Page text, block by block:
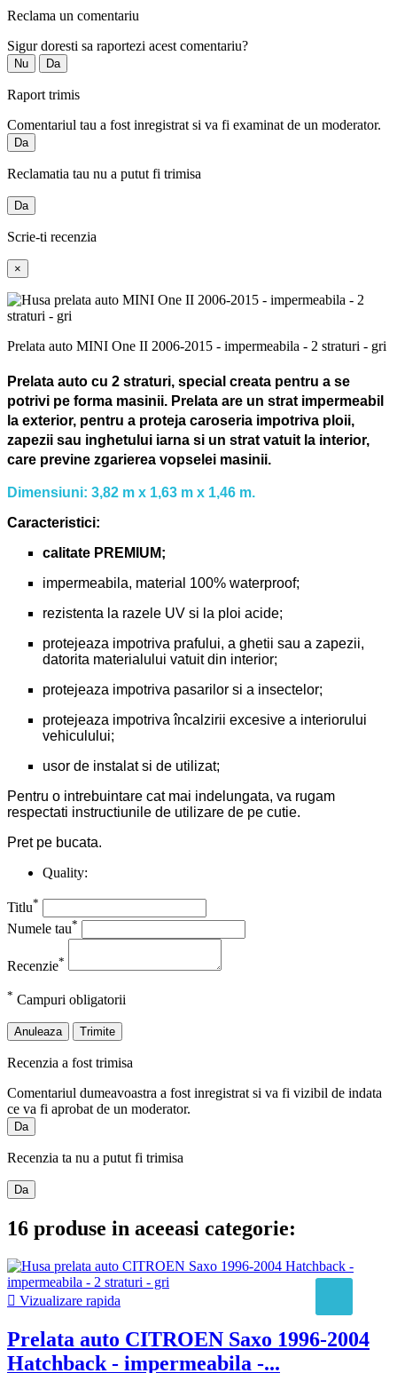
Reclama un comentariu
Sigur doresti sa raportezi acest comentariu?
Nu Da
Raport trimis
Comentariul tau a fost inregistrat si va fi examinat de un moderator.
Da
Reclamatia tau nu a putut fi trimisa
Da
Scrie-ti recenzia
×
Prelata auto MINI One II 2006-2015 - impermeabila - 2 straturi - gri
Prelata auto cu 2 straturi, special creata pentru a se
potrivi pe forma masinii. Prelata are un strat impermeabil
la exterior, pentru a proteja caroseria impotriva ploii,
zapezii sau inghetului iarna si un strat vatuit la interior,
care previne zgarierea vopselei masinii.
Dimensiuni: 3,82 m x 1,63 m x 1,46 m.
Caracteristici:
calitate PREMIUM;
impermeabila, material 100% waterproof;
rezistenta la razele UV si la ploi acide;
protejeaza impotriva prafului, a ghetii sau a zapezii,
datorita materialului vatuit din interior;
protejeaza impotriva pasarilor si a insectelor;
protejeaza impotriva încalzirii excesive a interiorului
vehiculului;
usor de instalat si de utilizat;
Pentru o intrebuintare cat mai indelungata, va rugam
respectati instructiunile de utilizare de pe cutie.
Pret pe bucata.
Quality:
Titlu*
Numele tau*
Recenzie*
* Campuri obligatorii
Anuleaza Trimite
Recenzia a fost trimisa
Comentariul dumeavoastra a fost inregistrat si va fi vizibil de indata
ce va fi aprobat de un moderator.
Da
Recenzia ta nu a putut fi trimisa
Da
16 produse in aceeasi categorie:
 Vizualizare rapida
Prelata auto CITROEN Saxo 1996-2004
Hatchback - impermeabila -...